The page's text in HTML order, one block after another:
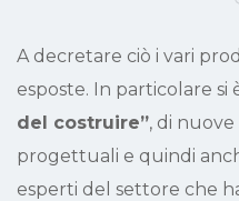
A decretare ciò i vari
esposte. In particolare si
del costruire”, di
progettuali e quindi
esperti del settore che